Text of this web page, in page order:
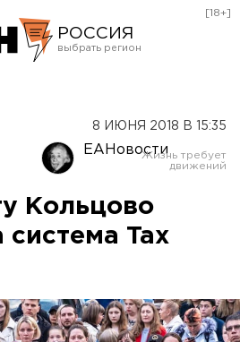
РОССИЯ
Оренбург
[18+]
8 ИЮНЯ 2018 В 15:35
ЕАНовости
Кольцово
система Tax